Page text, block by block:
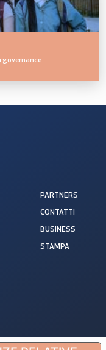
governance
PARTNERS
CONTATTI
BUSINESS
STAMPA